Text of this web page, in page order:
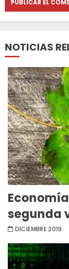
NOTICIAS
segunda
DICIEMBRE 2019